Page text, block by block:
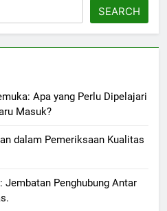
SEARCH
Apa yang Perlu Dipelajari
Masuk?
dalam Pemeriksaan Kualitas
Jembatan Penghubung Antar